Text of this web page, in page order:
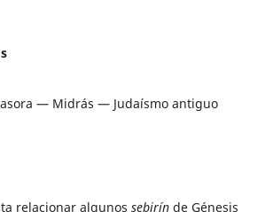
— Midrás — Judaísmo antiguo
relacionar algunos sebirínde Génesis